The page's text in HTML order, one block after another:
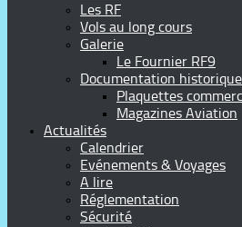
Les RF
Vols au long cours
Galerie
Le Fournier RF9
Documentation historique
Plaquettes
Magazines Aviation
Actualités
Calendrier
Evénements & Voyages
A lire
Réglementation
Sécurité